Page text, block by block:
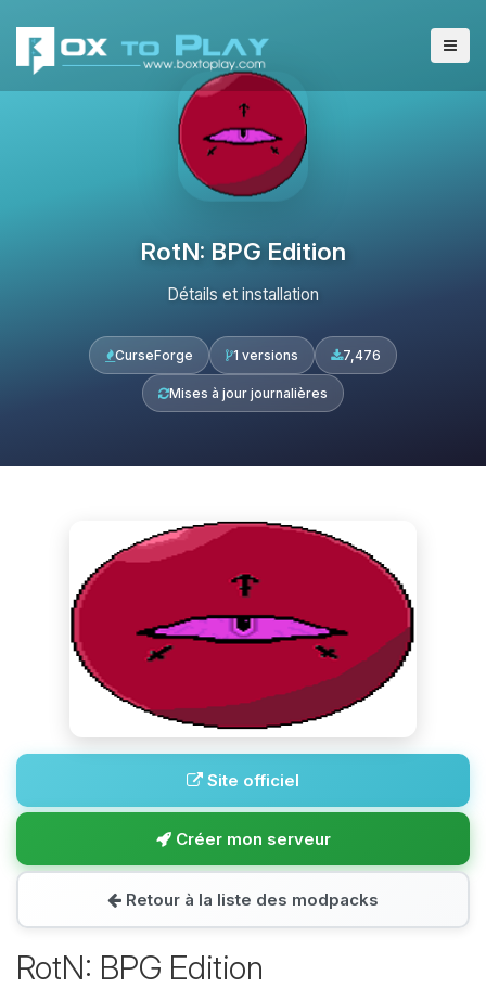
RotN: BPG Edition
Détails et installation
CurseForge 1 versions 7,476
Mises à jour journalières
Site officiel
Créer mon serveur
Retour à la liste des modpacks
RotN: BPG Edition